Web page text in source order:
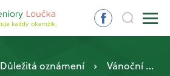
Důležitá oznámení Vánoční přání